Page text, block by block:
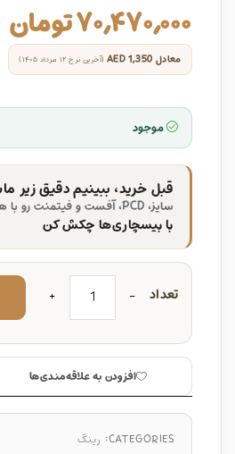
۷۰,۴۷۰,۰۰۰تومان
معادل AED 1,350 (آخرین نرخ ۱۲ مرداد ۱۴۰۵)
موجود
قبل خرید، ببینیم دقیق
سایز، PCD، آفست و فیتمنت رو با هم چک می‌کنیم که بعداً داستان نشه.
با بیسچاری‌ها چکش کن
تعداد
افزودن به علاقه‌مندی‌ها
CATEGORIES: رینگ